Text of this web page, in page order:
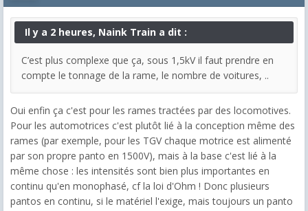
Il y a 2 heures, Naink Train a dit :
C’est plus complexe que ça, sous 1,5kV il faut prendre en
compte le tonnage de la rame, le nombre de voitures, ..
Oui enfin ça c'est pour les rames tractées par des locomotives.
Pour les automotrices c'est plutôt lié à la conception même des
rames (par exemple, pour les TGV chaque motrice est alimenté
par son propre panto en 1500V), mais à la base c'est lié à la
même chose : les intensités sont bien plus importantes en
continu qu'en monophasé, cf la loi d'Ohm ! Donc plusieurs
pantos en continu, si le matériel l'exige, mais toujours un panto